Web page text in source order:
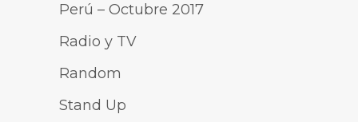
Perú – Octubre 2017
Radio y TV
Random
Stand Up